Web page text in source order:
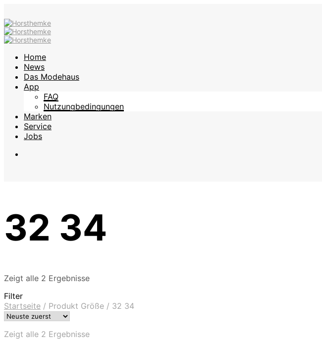
Home
News
Das Modehaus
App
FAQ
Nutzungbedingungen
Marken
Service
Jobs
32 34
Zeigt alle 2 Ergebnisse
Filter
Startseite / Produkt Größe / 32 34
Zeigt alle 2 Ergebnisse